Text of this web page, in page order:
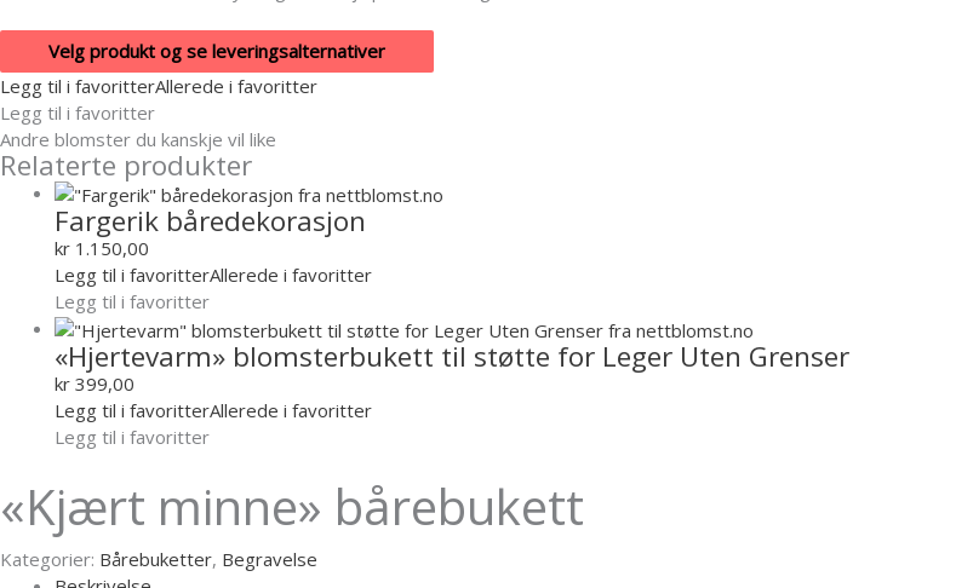
Velg produkt og se leveringsalternativer
Legg til i favoritterAllerede i favoritter
Legg til i favoritter
Andre blomster du kanskje vil like
Relaterte produkter
Fargerik båredekorasjon
kr 1.150,00
Legg til i favoritterAllerede i favoritter
Legg til i favoritter
«Hjertevarm» blomsterbukett til støtte for Leger Uten Grenser
kr 399,00
Legg til i favoritterAllerede i favoritter
Legg til i favoritter
«Kjært minne» bårebukett
Kategorier: Bårebuketter, Begravelse